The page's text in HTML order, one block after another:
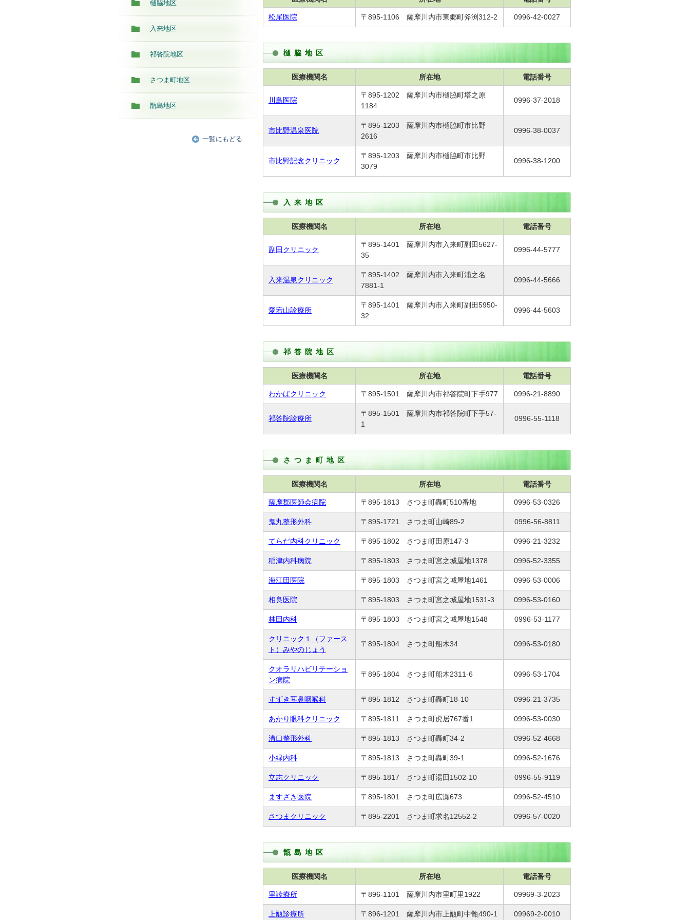
樋脇地区
入来地区
祁答院地区
さつま町地区
甑島地区
一覧にもどる
松尾医院 〒895-1106 薩摩川内市東郷町斧渕312-2 0996-42-0027
樋脇地区
医療機関名 所在地 電話番号
川島医院
〒895-1202 薩摩川内市樋脇町塔之原
1184
0996-37-2018
市比野温泉医院
〒895-1203 薩摩川内市樋脇町市比野
2616
0996-38-0037
市比野記念クリニック
〒895-1203 薩摩川内市樋脇町市比野
3079
0996-38-1200
入来地区
医療機関名 所在地 電話番号
副田クリニック
〒895-1401 薩摩川内市入来町副田5627-
35
0996-44-5777
入来温泉クリニック
〒895-1402 薩摩川内市入来町浦之名
7881-1
0996-44-5666
愛宕山診療所
〒895-1401 薩摩川内市入来町副田5950-
32
0996-44-5603
祁答院地区
医療機関名 所在地 電話番号
わかばクリニック 〒895-1501 薩摩川内市祁答院町下手977 0996-21-8890
祁答院診療所
〒895-1501 薩摩川内市祁答院町下手57-
1
0996-55-1118
さつま町地区
医療機関名 所在地 電話番号
薩摩郡医師会病院 〒895-1813 さつま町轟町510番地 0996-53-0326
鬼丸整形外科 〒895-1721 さつま町山崎89-2 0996-56-8811
てらだ内科クリニック 〒895-1802 さつま町田原147-3 0996-21-3232
稲津内科病院 〒895-1803 さつま町宮之城屋地1378 0996-52-3355
海江田医院 〒895-1803 さつま町宮之城屋地1461 0996-53-0006
相良医院 〒895-1803 さつま町宮之城屋地1531-3 0996-53-0160
林田内科 〒895-1803 さつま町宮之城屋地1548 0996-53-1177
クリニック１（ファース
ト）みやのじょう
〒895-1804 さつま町船木34 0996-53-0180
クオラリハビリテーショ
ン病院
〒895-1804 さつま町船木2311-6 0996-53-1704
すずき耳鼻咽喉科 〒895-1812 さつま町轟町18-10 0996-21-3735
あかり眼科クリニック 〒895-1811 さつま町虎居767番1 0996-53-0030
溝口整形外科 〒895-1813 さつま町轟町34-2 0996-52-4668
小緑内科 〒895-1813 さつま町轟町39-1 0996-52-1676
立志クリニック 〒895-1817 さつま町湯田1502-10 0996-55-9119
ますざき医院 〒895-1801 さつま町広瀬673 0996-52-4510
さつまクリニック 〒895-2201 さつま町求名12552-2 0996-57-0020
甑島地区
医療機関名 所在地 電話番号
里診療所 〒896-1101 薩摩川内市里町里1922 09969-3-2023
上甑診療所 〒896-1201 薩摩川内市上甑町中甑490-1 09969-2-0010